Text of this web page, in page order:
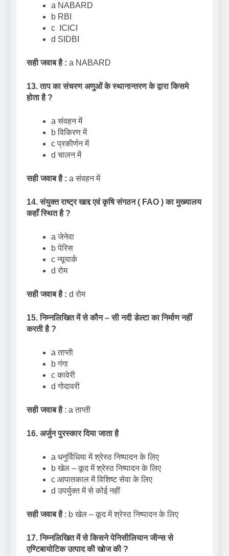
a NABARD
b RBI
c ICICI
d SIDBI
सही जवाब है : a NABARD
13. ताप का संचरण अणुओं के स्थानान्तरण के द्वारा किसमे
होता है ?
a संवहन में
b विकिरण में
c प्रकीर्णन में
d चालन में
सही जवाब है : a संवहन में
14. संयुक्त राष्ट्र खाद्द एवं कृषि संगठन ( FAO )का मुख्यालय
कहाँ स्थित है ?
a जेनेवा
b पेरिस
c न्यूयार्क
d रोम
सही जवाब है : d रोम
15. निम्नलिखित में से कौन – सी नदी डेल्टा का निर्माण नहीं
करती है ?
a ताप्ती
b गंगा
c कावेरी
d गोदावरी
सही जवाब है: a ताप्ती
16. अर्जुन पुरस्कार दिया जाता है
a धनुर्विधिया में श्रेस्ठ निष्पादन के लिए
b खेल – कूद में श्रेस्ठ निष्पादन के लिए
c आपातकाल में विशिष्ट सेवा के लिए
d उपर्युक्त में से कोई नहीं
सही जवाब है: b खेल – कूद में श्रेस्ठ निष्पादन के लिए
17. निम्नलिखित में से किसने पेनिसीलियान जीन्स से
एण्टिबायोटिक उत्पाद की खोज की ?